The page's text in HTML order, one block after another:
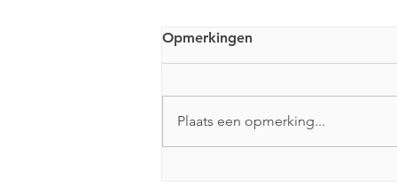
Opmerkingen
Plaats een opmerking...